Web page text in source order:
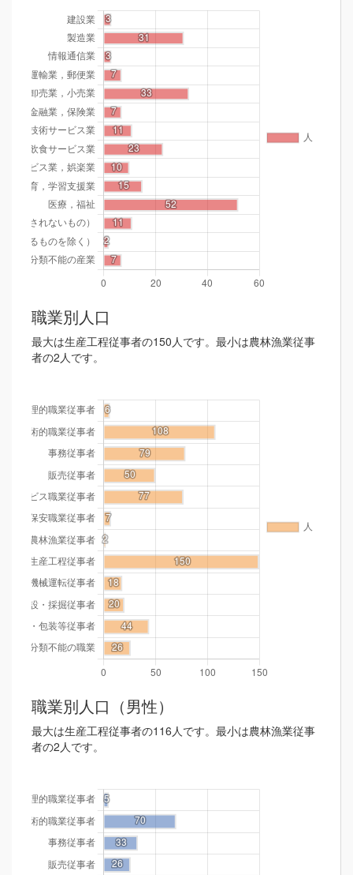
職業別人口
最大は生産工程従事者の150人です。最小は農林漁業従事
者の2人です。
職業別人口（男性）
最大は生産工程従事者の116人です。最小は農林漁業従事
者の2人です。